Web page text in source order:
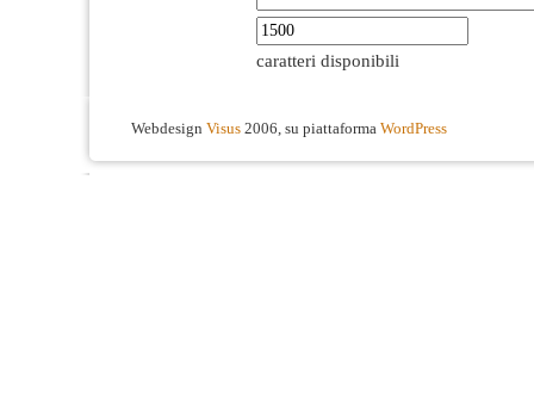
caratteri disponibili
Webdesign Visus 2006, su piattaforma WordPress